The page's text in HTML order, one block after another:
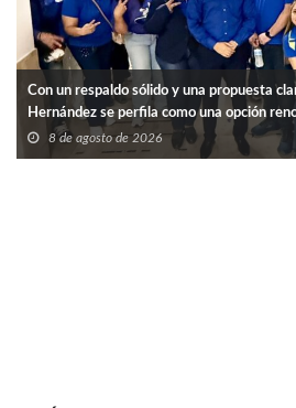
Con un respaldo sólido y una propuesta
Hernández se perfila como una opción
SNTISSSTE en Tamaulipas.
8 de agosto de 2026